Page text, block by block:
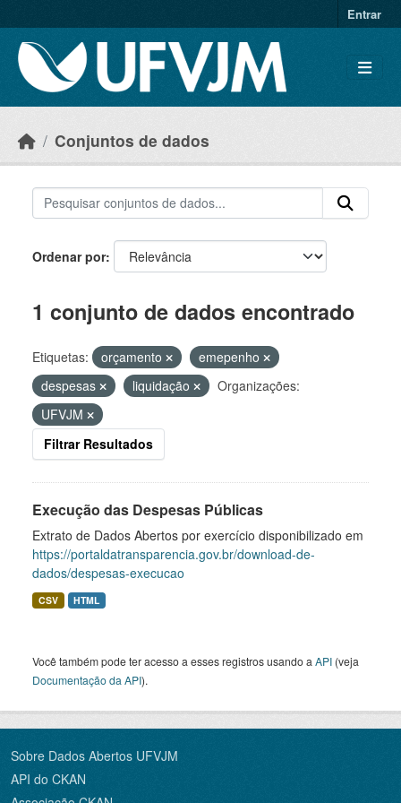
Entrar
Conjuntos de dados
Ordenar por
1 conjunto de dados encontrado
Etiquetas: orçamento
emepenho
despesas
liquidação
Organizações:
UFVJM
Filtrar Resultados
Execução das Despesas Públicas
Extrato de Dados Abertos por exercício disponibilizado em
https://portaldatransparencia.gov.br/download-de-
dados/despesas-execucao
CSV HTML
Você também pode ter acesso a esses registros usando a API (veja
Documentação da API).
Sobre Dados Abertos UFVJM
API do CKAN